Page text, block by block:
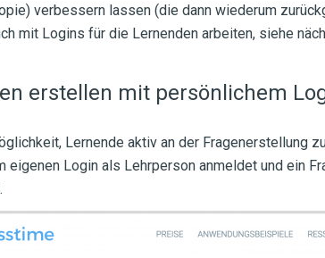
verbessern lassen (die dann wiederum
mit Logins für die Lernenden arbeiten, siehe
erstellen mit persönlichem
Lernende aktiv an der Fragenerstellung
eigenen Login als Lehrperson anmeldet und ein